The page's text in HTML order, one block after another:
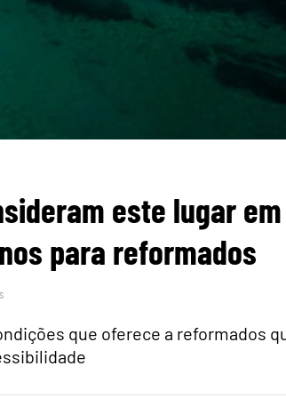
este lugar em
para reformados
que oferece a reformados